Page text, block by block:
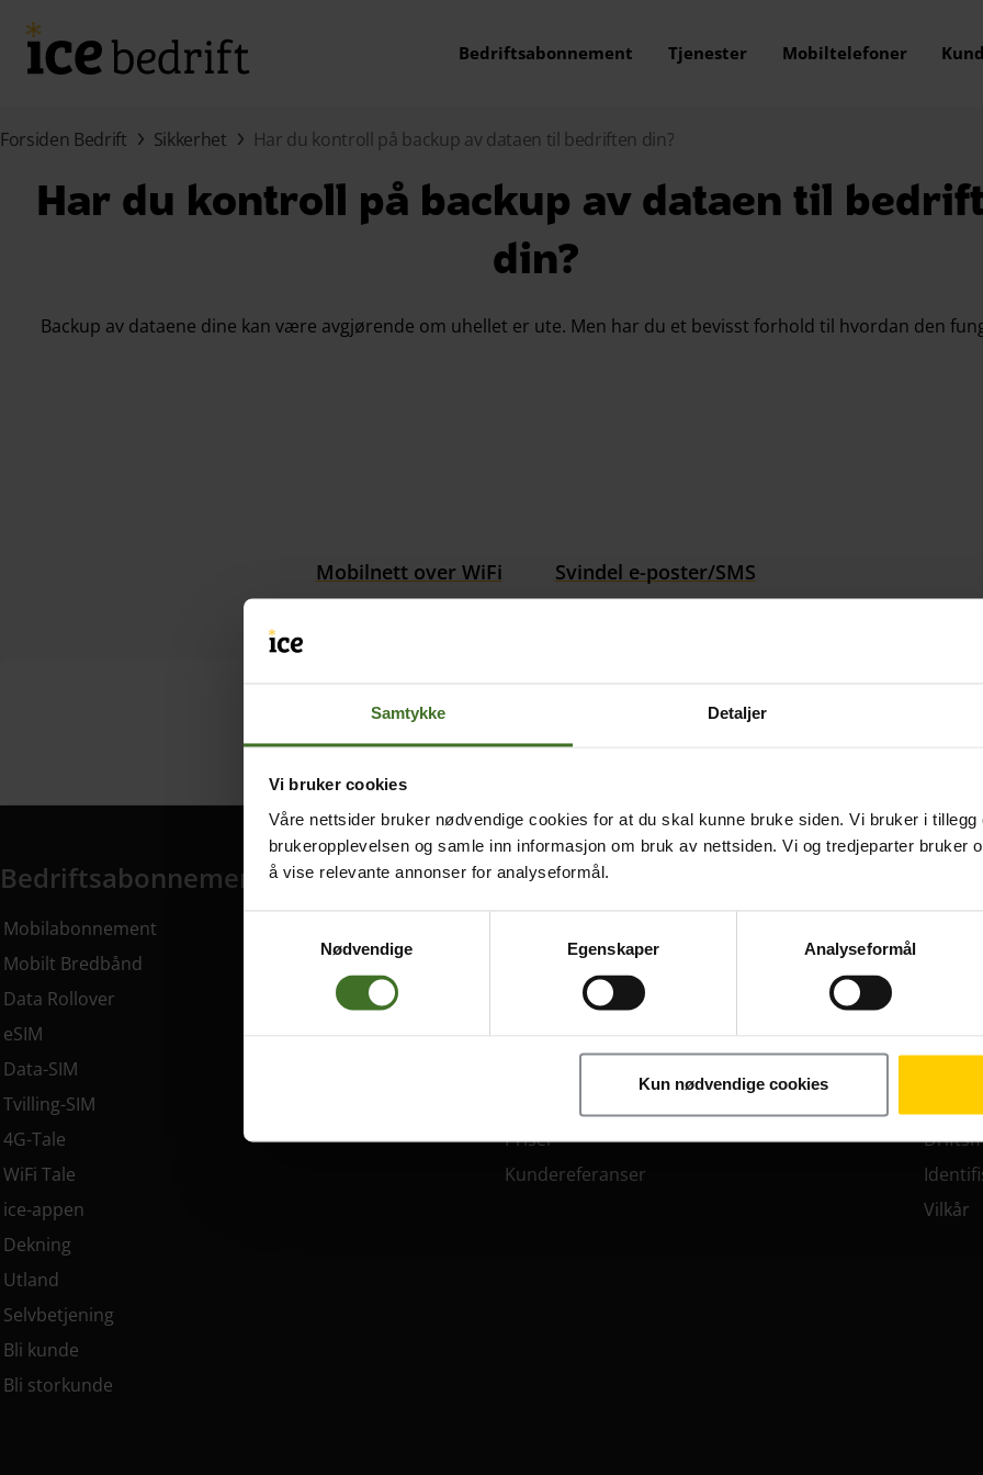
Samtykke Detaljer
Vi bruker cookies
Våre nettsider bruker nødvendige cookies for at du skal kunne bruke siden. Vi bruker i
brukeropplevelsen og samle inn informasjon om bruk av nettsiden. Vi og tredjeparter bruker
å vise relevante annonser for analyseformål.
Nødvendige
Egenskaper Analyseformål
Kun nødvendige cookies
Bedriftsabonnement Tjenester Mobiltelefoner
Forsiden Bedrift Sikkerhet Har du kontroll på backup av dataen til bedriften din?
Har du kontroll på backup av dataen til
din?
Backup av dataene dine kan være avgjørende om uhellet er ute. Men har du et bevisst forhold til hvordan den
Mobilnett over WiFi
Svindel e-poster/SMS
Bedriftsabonnement
Mobilabonnement
Mobilt Bredbånd
Data Rollover
eSIM
Data-SIM
Tvilling-SIM
4G-Tale
WiFi Tale
ice-appen
Dekning
Utland
Selvbetjening
Bli kunde
Bli storkunde
Tjenester
Tjenester har 8 undermeny elementer.
Besøksregistrering
Fakturakontroll
Priser
Kundereferanser
SIM-
Vilkår